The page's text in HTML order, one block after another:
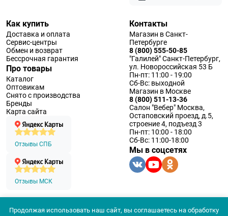
Как купить
Доставка и оплата
Сервис-центры
Обмен и возврат
Бессрочная гарантия
Про товары
Каталог
Оптовикам
Снято с производства
Бренды
Карта сайта
Отзывы СПБ
Отзывы МСК
Контакты
Магазин в Санкт-
Петербурге
8 (800) 555-50-85
"Галилей" Санкт-Петербург,
ул. Новороссийская 53 Б
Пн-пт: 11:00 - 19:00
Сб-Вс: выходной
Магазин в Москве
8 (800) 511-13-36
Салон "Вебер" Москва,
Остаповский проезд, д.5,
строение 4, подъезд 3
Пн-пт: 10:00 - 18:00
Сб-Вс: 11:00-18:00
Мы в соцсетях
Продолжая использовать наш сайт, вы соглашаетесь на обработку